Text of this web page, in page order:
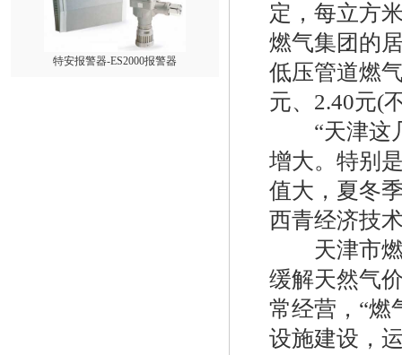
特安报警器-ES2000报警器
定，每立方
燃气集团的
低压管道燃
元、2.40元(
“天津这几
增大。特别
值大，夏冬
西青经济技
天津市燃
缓解天然气
常经营，“燃
设施建设，